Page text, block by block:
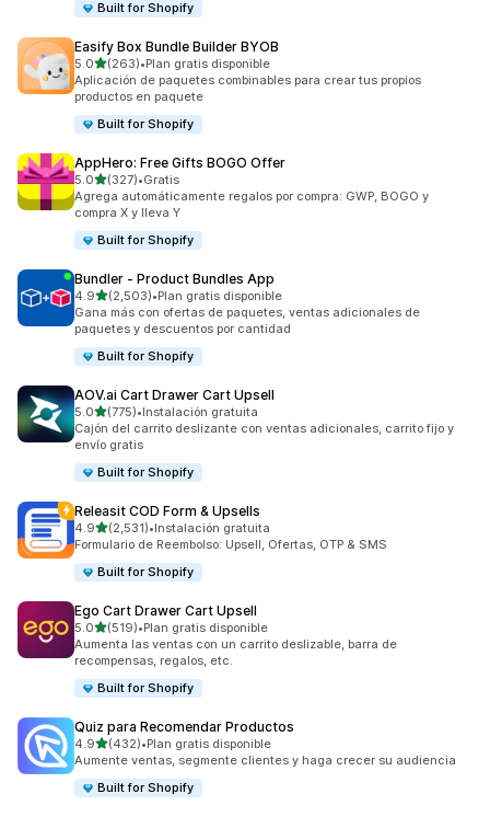
Built for Shopify
Easify Box Bundle Builder BYOB
5.0de 5 estrellas
(263)
263 reseñas en total
•Plan gratis disponible
Aplicación de paquetes combinables para crear tus propios
productos en paquete
Built for Shopify
AppHero: Free Gifts BOGO Offer
5.0de 5 estrellas
(327)
327 reseñas en total
•Gratis
Agrega automáticamente regalos por compra: GWP, BOGO y
compra X y lleva Y
Built for Shopify
Bundler ‑ Product Bundles App
4.9de 5 estrellas
(2,503)
2503 reseñas en total
•Plan gratis disponible
Gana más con ofertas de paquetes, ventas adicionales de
paquetes y descuentos por cantidad
Built for Shopify
AOV.ai Cart Drawer Cart Upsell
5.0de 5 estrellas
(775)
775 reseñas en total
•Instalación gratuita
Cajón del carrito deslizante con ventas adicionales, carrito fijo y
envío gratis
Built for Shopify
Releasit COD Form & Upsells
4.9de 5 estrellas
(2,531)
2531 reseñas en total
•Instalación gratuita
Formulario de Reembolso: Upsell, Ofertas, OTP & SMS
Built for Shopify
Ego Cart Drawer Cart Upsell
5.0de 5 estrellas
(519)
519 reseñas en total
•Plan gratis disponible
Aumenta las ventas con un carrito deslizable, barra de
recompensas, regalos, etc.
Built for Shopify
Quiz para Recomendar Productos
4.9de 5 estrellas
(432)
432 reseñas en total
•Plan gratis disponible
Aumente ventas, segmente clientes y haga crecer su audiencia
Built for Shopify